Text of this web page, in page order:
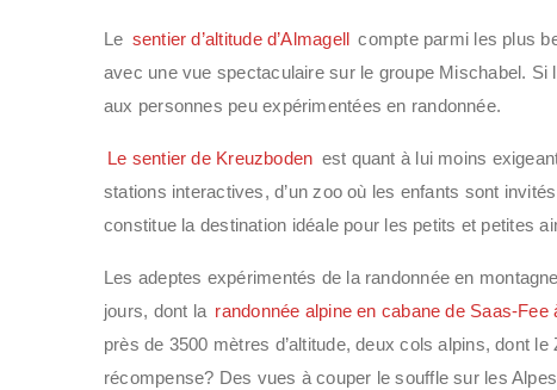
Le sentier d’altitude d’Almagell compte parmi les plus
avec une vue spectaculaire sur le groupe Mischabel.
aux personnes peu expérimentées en randonnée.
Le sentier de Kreuzboden est quant à lui moins
stations interactives, d’un zoo où les enfants sont
constitue la destination idéale pour les petits et petites
Les adeptes expérimentés de la randonnée en
jours, dont la randonnée alpine en cabane de Saas-Fee
près de 3500 mètres d’altitude, deux cols alpins, dont
récompense? Des vues à couper le souffle sur les